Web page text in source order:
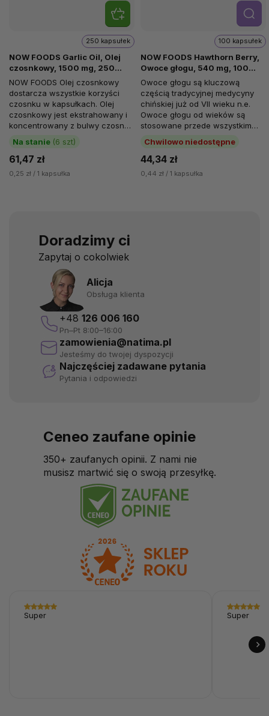
NOW FOODS Garlic Oil, Olej
czosnkowy, 1500 mg, 250
kapsułek miękkich
Na stanie (6 szt)
250 kapsułek
61,47 zł
0,25 zł / 1 kapsułka
NOW FOODS Olej czosnkowy
dostarcza wszystkie korzyści
czosnku w kapsułkach. Olej
czosnkowy jest ekstrahowany i
koncentrowany z bulwy czosnku
zwyczajnego (Allium sativum).
Jest...
NOW FOODS Hawthorn Berry,
Owoce głogu, 540 mg, 100
kapsułek roślinnych
Chwilowo niedostępne
100 kapsułek
44,34 zł
0,44 zł / 1 kapsułka
Szcze
góły
Owoce głogu są kluczową
częścią tradycyjnej medycyny
chińskiej już od VII wieku n.e.
Owoce głogu od wieków są
stosowane przede wszystkim
Doradzimy ci
Zapytaj o cokolwiek
Alicja
Obsługa klienta
+48 126 006 160
Pn–Pt 8:00–16:00
zamowienia@natima.pl
Jesteśmy do twojej dyspozycji
Najczęściej zadawane pytania
Pytania i odpowiedzi
Ceneo zaufane opinie
350+ zaufanych opinii. Z nami nie
musisz martwić się o swoją przesyłkę.
Super Super